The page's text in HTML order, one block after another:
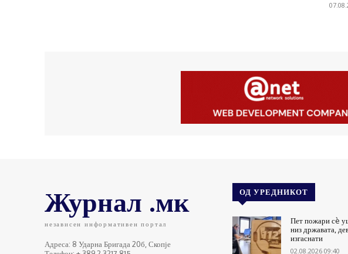
Журнал .мк
независен информативен портал
Адреса: 8 Ударна Бригада 20б, Скопје
ОД УРЕДНИКОТ
Пет пожари сè
низ државата,
изгаснати
02.08.2026 09:40